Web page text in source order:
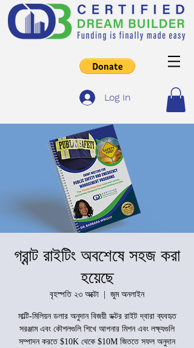
Log In
গ্রান্ট রাইটিং অবশেষে সহজ করা
হয়েছে
বৃহস্পতি ২৩ অক্টো
  |
জুম অনলাইন
মাল্টি-মিলিয়ন ডলার অনুদান বিজয়ী ডক্টর রাইট দ্বারা ব্যবহৃত
সরঞ্জাম এবং কৌশলগুলি শিখে আপনার মিশন এবং লক্ষ্যগুলি
সম্পাদন করতে $10K থেকে $10M জিততে সফল অনুদান